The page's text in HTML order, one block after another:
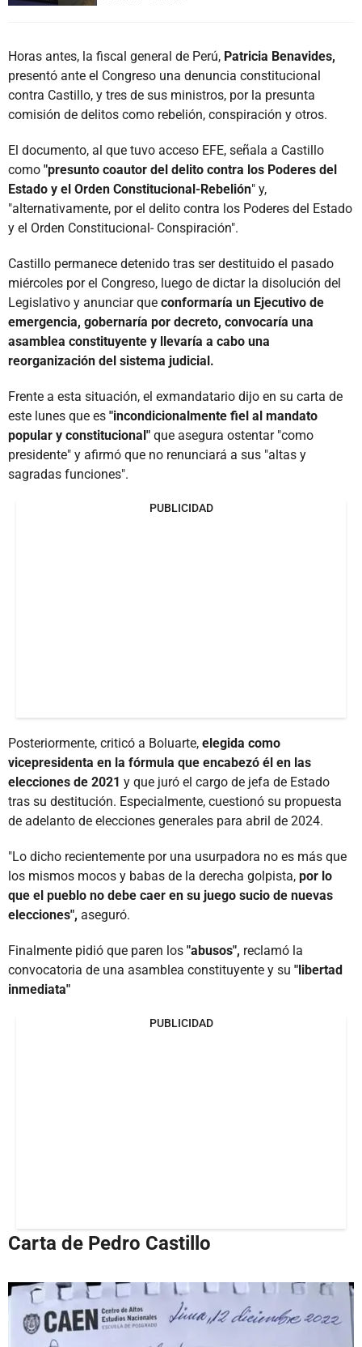
Horas antes, la fiscal general de Perú, Patricia Benavides,
presentó ante el Congreso una denuncia constitucional
contra Castillo, y tres de sus ministros, por la presunta
comisión de delitos como rebelión, conspiración y otros.
El documento, al que tuvo acceso EFE, señala a Castillo
como "presunto coautor del delito contra los Poderes del
Estado y el Orden Constitucional-Rebelión" y,
"alternativamente, por el delito contra los Poderes del Estado
y el Orden Constitucional- Conspiración".
Castillo permanece detenido tras ser destituido el pasado
miércoles por el Congreso, luego de dictar la disolución del
Legislativo y anunciar que conformaría un Ejecutivo de
emergencia, gobernaría por decreto, convocaría una
asamblea constituyente y llevaría a cabo una
reorganización del sistema judicial.
Frente a esta situación, el exmandatario dijo en su carta de
este lunes que es "incondicionalmente fiel al mandato
popular y constitucional" que asegura ostentar "como
presidente" y afirmó que no renunciará a sus "altas y
sagradas funciones".
PUBLICIDAD
Posteriormente, criticó a Boluarte, elegida como
vicepresidenta en la fórmula que encabezó él en las
elecciones de 2021 y que juró el cargo de jefa de Estado
tras su destitución. Especialmente, cuestionó su propuesta
de adelanto de elecciones generales para abril de 2024.
"Lo dicho recientemente por una usurpadora no es más que
los mismos mocos y babas de la derecha golpista, por lo
que el pueblo no debe caer en su juego sucio de nuevas
elecciones", aseguró.
Finalmente pidió que paren los "abusos", reclamó la
convocatoria de una asamblea constituyente y su "libertad
inmediata"
PUBLICIDAD
Carta de Pedro Castillo